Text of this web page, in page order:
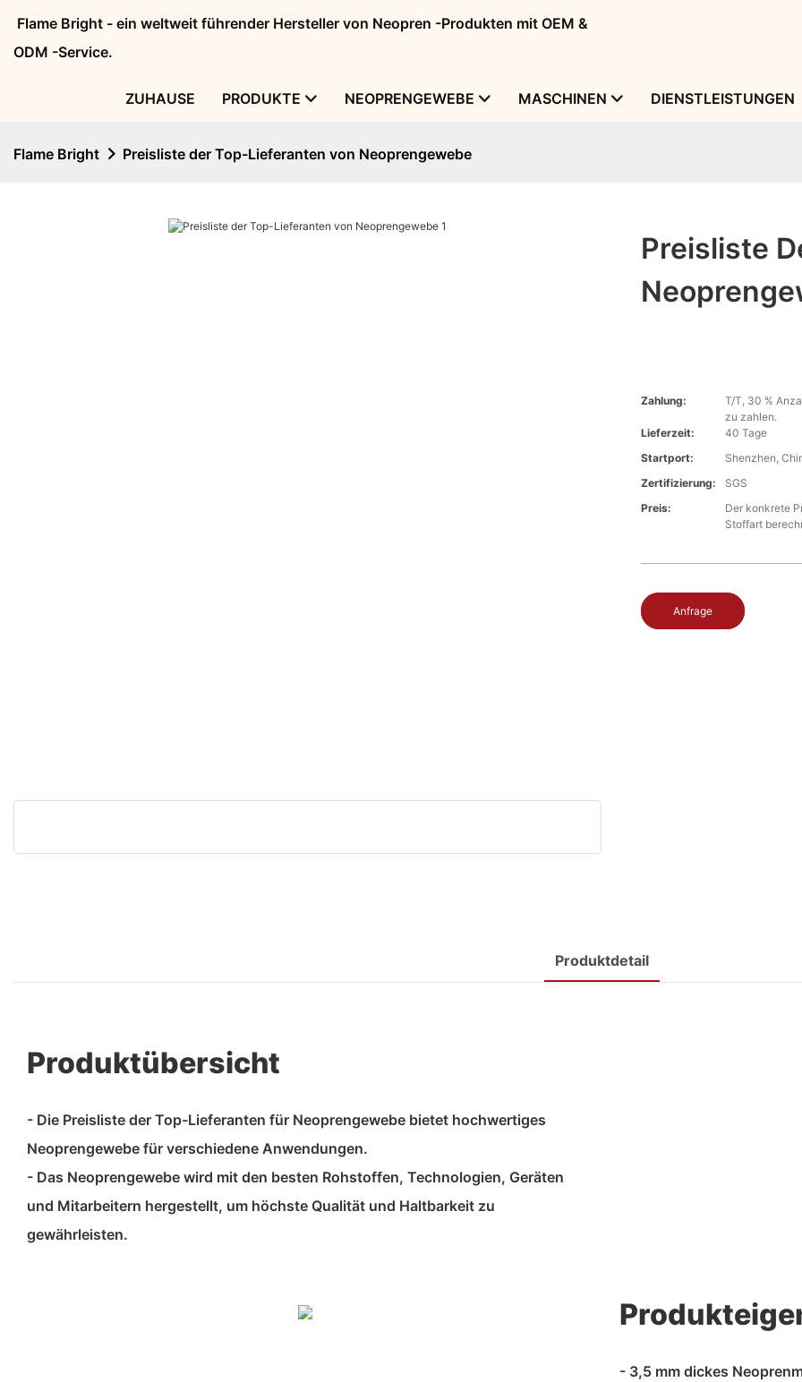
Flame Bright - ein weltweit führender Hersteller von Neopren -Produkten mit OEM &
ODM -Service.
ZUHAUSE PRODUKTE NEOPRENGEWEBE MASCHINEN DIENSTLEISTUNGEN
Flame Bright Preisliste der Top-Lieferanten von Neoprengewebe
Preisliste
Zahlung:
T/T, 30 %
zu zahlen.
Lieferzeit:
40 Tage
Startport:
Shenzhen,
Zertifizierung:
SGS
Preis:
Der konkrete
Stoffart
Anfrage
Produktdetail
Produktübersicht
- Die Preisliste der Top-Lieferanten für Neoprengewebe bietet hochwertiges
Neoprengewebe für verschiedene Anwendungen.
- Das Neoprengewebe wird mit den besten Rohstoffen, Technologien, Geräten
und Mitarbeitern hergestellt, um höchste Qualität und Haltbarkeit zu
gewährleisten.
- 3,5 mm dickes